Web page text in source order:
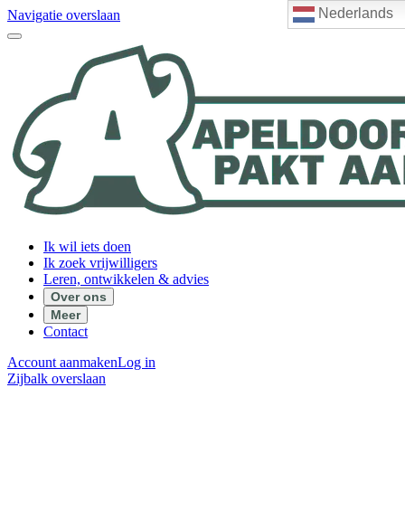
Nederlands
Navigatie overslaan
Ik wil iets doen
Ik zoek vrijwilligers
Leren, ontwikkelen & advies
Over ons
Meer
Contact
Account aanmakenLog in
Zijbalk overslaan